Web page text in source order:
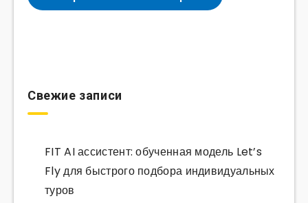
Свежие записи
FIT AI ассистент: обученная модель Let’s
Fly для быстрого подбора индивидуальных
туров